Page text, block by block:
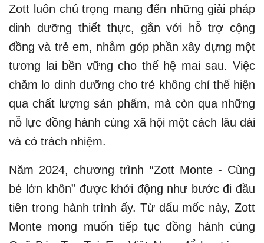
Zott luôn chú trọng mang đến những giải pháp
dinh dưỡng thiết thực, gắn với hỗ trợ cộng
đồng và trẻ em, nhằm góp phần xây dựng một
tương lai bền vững cho thế hệ mai sau. Việc
chăm lo dinh dưỡng cho trẻ không chỉ thể hiện
qua chất lượng sản phẩm, mà còn qua những
nỗ lực đồng hành cùng xã hội một cách lâu dài
và có trách nhiệm.
Năm 2024, chương trình “Zott Monte - Cùng
bé lớn khôn” được khởi động như bước đi đầu
tiên trong hành trình ấy. Từ dấu mốc này, Zott
Monte mong muốn tiếp tục đồng hành cùng